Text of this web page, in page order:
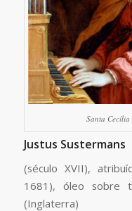
Santa
Justus Sustermans
(século XVII),
1681), óleo sobre
(Inglaterra)